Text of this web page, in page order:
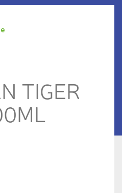
TIGER